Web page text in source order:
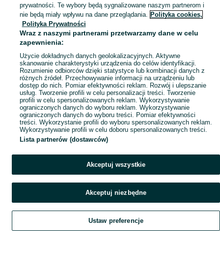
Szukaj Obserwujesz Dodaj Czat Konto
prywatności. Te wybory będą sygnalizowane naszym partnerom i
nie będą miały wpływu na dane przeglądania. Polityka cookies,
Polityka Prywatności
Wraz z naszymi partnerami przetwarzamy dane w celu
zapewnienia:
Użycie dokładnych danych geolokalizacyjnych. Aktywne
skanowanie charakterystyki urządzenia do celów identyfikacji.
Rozumienie odbiorców dzięki statystyce lub kombinacji danych z
różnych źródeł. Przechowywanie informacji na urządzeniu lub
dostęp do nich. Pomiar efektywności reklam. Rozwój i ulepszanie
usług. Tworzenie profili w celu personalizacji treści. Tworzenie
profili w celu spersonalizowanych reklam. Wykorzystywanie
ograniczonych danych do wyboru reklam. Wykorzystywanie
ograniczonych danych do wyboru treści. Pomiar efektywności
treści. Wykorzystanie profili do wyboru spersonalizowanych reklam.
Wykorzystywanie profili w celu doboru spersonalizowanych treści.
Lista partnerów (dostawców)
Akceptuj wszystkie
Akceptuj niezbędne
Ustaw preferencje